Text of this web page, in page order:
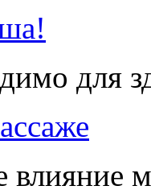
для
влияние